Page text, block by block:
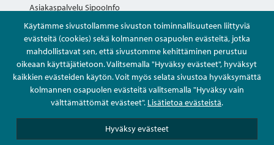
Käytämme sivustollamme sivuston toiminnallisuuteen liittyviä
evästeitä (cookies) sekä kolmannen osapuolen evästeitä, jotka
mahdollistavat sen, että sivustomme kehittäminen perustuu
oikeaan käyttäjätietoon. Valitsemalla "Hyväksy evästeet", hyväksyt
kaikkien evästeiden käytön. Voit myös selata sivustoa hyväksymättä
kolmannen osapuolen evästeitä valitsemalla "Hyväksy vain
välttämättömät evästeet". Lisätietoa evästeistä.
Hyväksy evästeet
Asiakaspalvelu SipooInfo
Anna palautetta nimettömästi
Kysy tai asioi
Yhteystiedot